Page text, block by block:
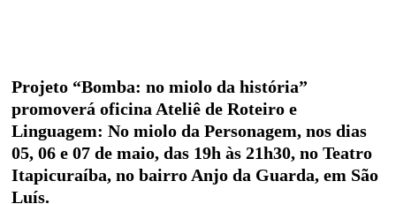
Projeto “Bomba: no miolo da história”
promoverá oficina Ateliê de Roteiro e
Linguagem: No miolo da Personagem, nos dias
05, 06 e 07 de maio, das 19h às 21h30, no Teatro
Itapicuraíba, no bairro Anjo da Guarda, em São
Luís.